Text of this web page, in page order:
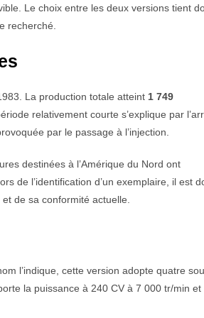
Le choix entre les deux versions tient
recherché.
La production totale atteint 1 749
relativement courte s’explique par
par le passage à l’injection.
destinées à l’Amérique du Nord ont
de l’identification d’un exemplaire, il est
de sa conformité actuelle.
l’indique, cette version adopte quatre
la puissance à 240 CV à 7 000 tr/min et